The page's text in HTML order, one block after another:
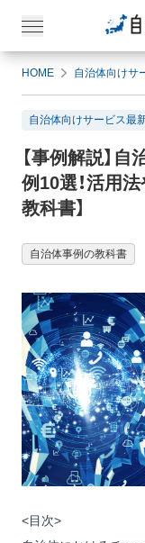
HOME 自治体向けサ
自治体向けサービス最
【事例解説】
例10選！活用
教科書】
自治体事例の教科書
<目次>